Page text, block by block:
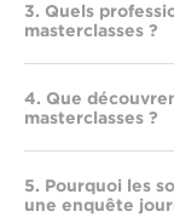
3. Quels
masterclasses ?
4. Que
masterclasses ?
5. Pourquoi les
une enquête